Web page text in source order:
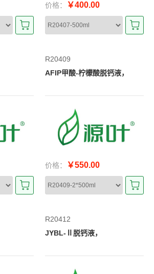
价格： ￥400.00
R20409
AFIP甲酸-柠檬酸脱钙液，
价格： ￥550.00
R20412
JYBL-Ⅱ脱钙液，